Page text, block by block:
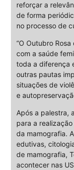
reforçar a
de forma
no processo de
“O Outubro
com a saúde
toda a diferença
outras pautas
situações de
e
Após a palestra,
para a
da mamografia.
edutivas,
de mamografia,
acontecer nas